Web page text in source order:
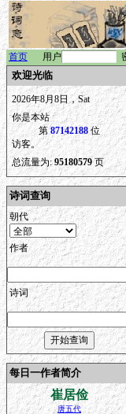
首页 用户
欢迎光临
2026年8月8日，Sat
你是本站
第87142188位
访客。
总流量为:95180579 页
诗词查询
朝代
作者
诗词
每日一作者简介
崔居俭
唐五代